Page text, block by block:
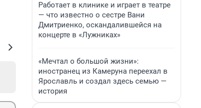
Работает в клинике и играет в театре
— что известно о сестре Вани
Дмитриенко, оскандалившейся на
концерте в «Лужниках»
«Мечтал о большой жизни»:
иностранец из Камеруна переехал в
Ярославль и создал здесь семью —
история